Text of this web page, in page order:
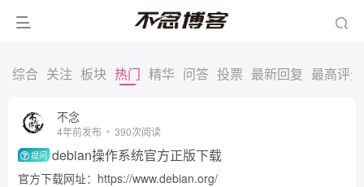
综合 关注 板块 热门 精华 问答 投票 最新回复 最高评分
不念
4年前发布 390次阅读
提问 debian操作系统官方正版下载
官方下载网址：https://www.debian.org/